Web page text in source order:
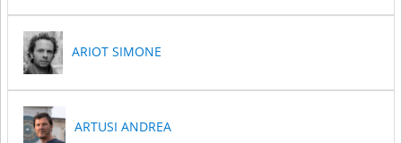
ARIOT SIMONE
ARTUSI ANDREA